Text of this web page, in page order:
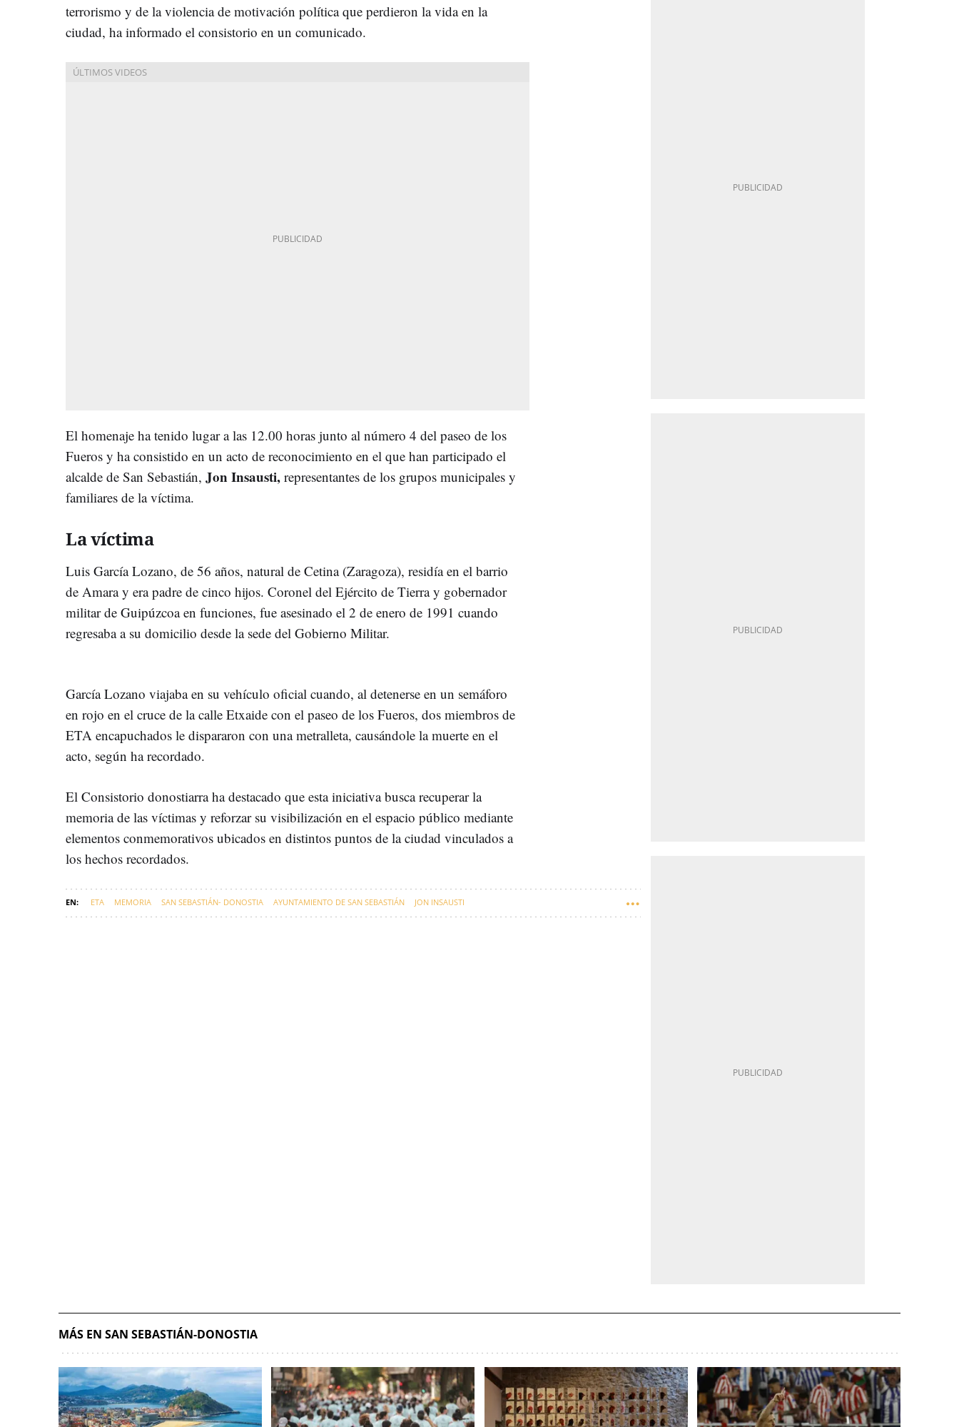
terrorismo y de la violencia de motivación política que perdieron la vida en la
ciudad, ha informado el consistorio en un comunicado.
El homenaje ha tenido lugar a las 12.00 horas junto al número 4 del paseo de los
Fueros y ha consistido en un acto de reconocimiento en el que han participado el
alcalde de San Sebastián, Jon Insausti, representantes de los grupos municipales y
familiares de la víctima.
La víctima
Luis García Lozano, de 56 años, natural de Cetina (Zaragoza), residía en el barrio
de Amara y era padre de cinco hijos. Coronel del Ejército de Tierra y gobernador
militar de Guipúzcoa en funciones, fue asesinado el 2 de enero de 1991 cuando
regresaba a su domicilio desde la sede del Gobierno Militar.
García Lozano viajaba en su vehículo oficial cuando, al detenerse en un semáforo
en rojo en el cruce de la calle Etxaide con el paseo de los Fueros, dos miembros de
ETA encapuchados le dispararon con una metralleta, causándole la muerte en el
acto, según ha recordado.
El Consistorio donostiarra ha destacado que esta iniciativa busca recuperar la
memoria de las víctimas y reforzar su visibilización en el espacio público mediante
elementos conmemorativos ubicados en distintos puntos de la ciudad vinculados a
los hechos recordados.
ETA MEMORIA SAN SEBASTIÁN- DONOSTIA AYUNTAMIENTO DE SAN SEBASTIÁN JON INSAUSTI
MÁS EN SAN SEBASTIÁN-DONOSTIA